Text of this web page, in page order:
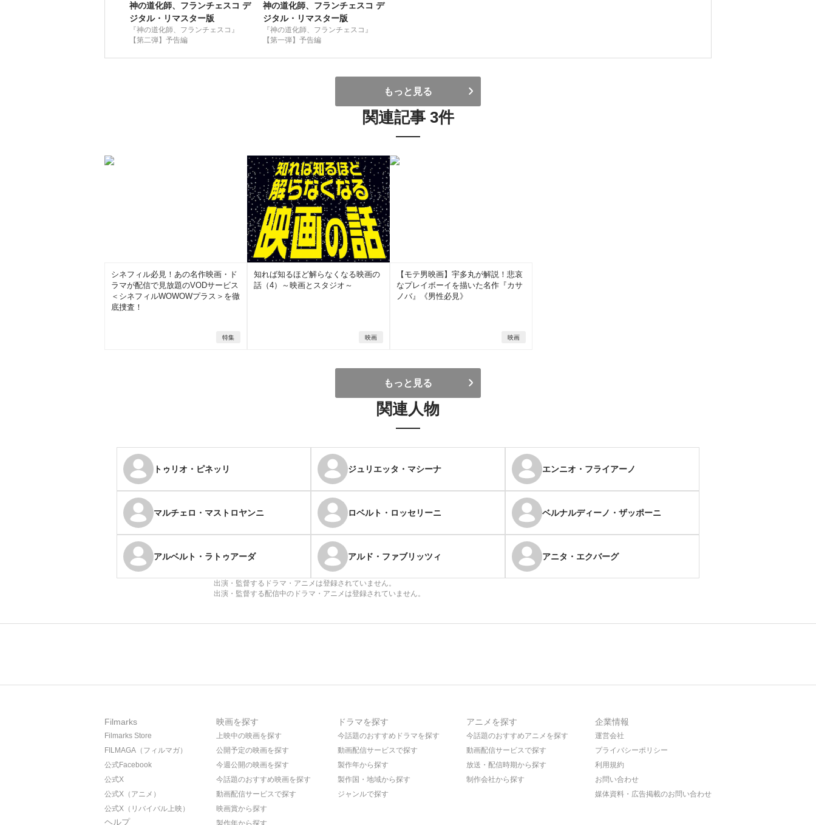
神の道化師、フランチェスコ デ
ジタル・リマスター版
『神の道化師、フランチェスコ』
【第二弾】予告編
神の道化師、フランチェスコ デ
ジタル・リマスター版
『神の道化師、フランチェスコ』
【第一弾】予告編
もっと見る
関連記事 3件
シネフィル必見！あの名作映画・ド
ラマが配信で見放題のVODサービス
＜シネフィルWOWOWプラス＞を徹
底捜査！
特集
知れば知るほど解らなくなる映画の
話（4）～映画とスタジオ～
映画
【モテ男映画】宇多丸が解説！悲哀
なプレイボーイを描いた名作『カサ
ノバ』《男性必見》
映画
もっと見る
関連人物
トゥリオ・ピネッリ ジュリエッタ・マシーナ エンニオ・フライアーノ
マルチェロ・マストロヤンニ ロベルト・ロッセリーニ ベルナルディーノ・ザッポーニ
アルベルト・ラトゥアーダ アルド・ファブリッツィ アニタ・エクバーグ
出演・監督するドラマ・アニメは登録されていません。
出演・監督する配信中のドラマ・アニメは登録されていません。
Filmarks
Filmarks Store
FILMAGA（フィルマガ）
公式Facebook
公式X
公式X（アニメ）
公式X（リバイバル上映）
ヘルプ
映画を探す
上映中の映画を探す
公開予定の映画を探す
今週公開の映画を探す
今話題のおすすめ映画を探す
動画配信サービスで探す
映画賞から探す
製作年から探す
ドラマを探す
今話題のおすすめドラマを探す
動画配信サービスで探す
製作年から探す
製作国・地域から探す
ジャンルで探す
アニメを探す
今話題のおすすめアニメを探す
動画配信サービスで探す
放送・配信時期から探す
制作会社から探す
企業情報
運営会社
プライバシーポリシー
利用規約
お問い合わせ
媒体資料・広告掲載のお問い合わせ